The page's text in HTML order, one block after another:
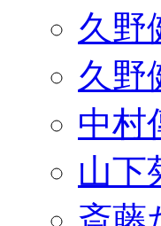
久野
久野
中村
山下